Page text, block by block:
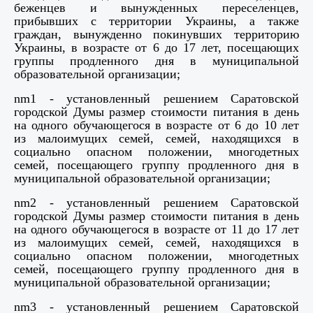
беженцев и вынужденных переселенцев,
прибывших с территории Украины, а также
граждан, вынужденно покинувших территорию
Украины, в возрасте от 6 до 17 лет, посещающих
группы продленного дня в муниципальной
образовательной организации;
nm1 - установленный решением Саратовской
городской Думы размер стоимости питания в день
на одного обучающегося в возрасте от 6 до 10 лет
из малоимущих семей, семей, находящихся в
социально опасном положении, многодетных
семей, посещающего группу продленного дня в
муниципальной образовательной организации;
nm2 - установленный решением Саратовской
городской Думы размер стоимости питания в день
на одного обучающегося в возрасте от 11 до 17 лет
из малоимущих семей, семей, находящихся в
социально опасном положении, многодетных
семей, посещающего группу продленного дня в
муниципальной образовательной организации;
nm3 - установленный решением Саратовской